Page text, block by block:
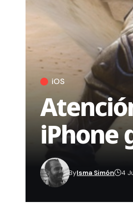
iOS
iPhone
ByIsma Simón 4